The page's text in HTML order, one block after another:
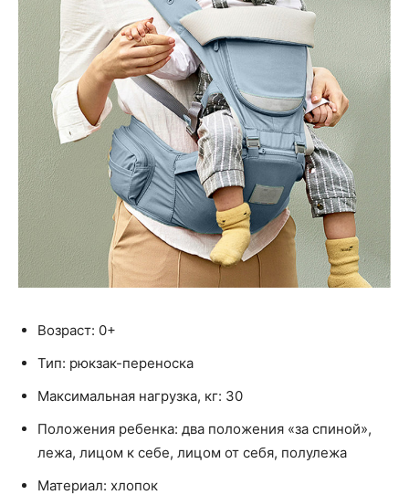
Возраст: 0+
Тип: рюкзак-переноска
Максимальная нагрузка, кг: 30
Положения ребенка: два положения «за спиной»,
лежа, лицом к себе, лицом от себя, полулежа
Материал: хлопок